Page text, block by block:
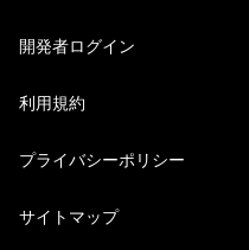
開発者ログイン
利用規約
プライバシーポリシー
サイトマップ